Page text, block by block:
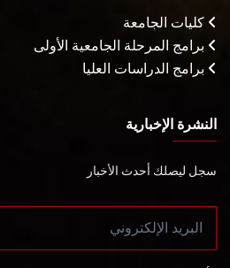
كليات الجامعة
برامج المرحلة الجامعية الأولى
برامج الدراسات العليا
النشرة الإخبارية
سجل ليصلك أحدث الأخبار